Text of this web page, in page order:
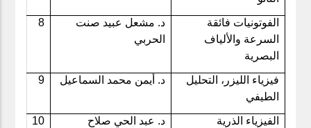
الفوتونيات فائقة
السرعة والألياف
البصرية
د. مشعل عبيد صنت
الحربي
8
فيزياء الليزر، التحليل
الطيفي
د. أيمن محمد السماعيل 9
الفيزياء الذرية
د. عبد الحي صلاح
10